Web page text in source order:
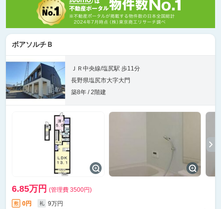
ボアソルチＢ
ＪＲ中央線/塩尻駅 歩11分
長野県塩尻市大字大門
築8年 / 2階建
6.85万円 (管理費 3500円)
敷 0円 礼
9万円